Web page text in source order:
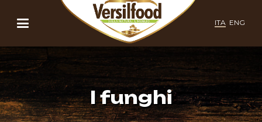
ITA ENG
I funghi